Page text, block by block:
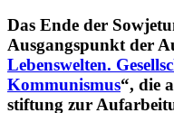
Das Ende der
Ausgangs­punkt der
Lebens­welten.
Kommu­nismus“, die
stiftung zur